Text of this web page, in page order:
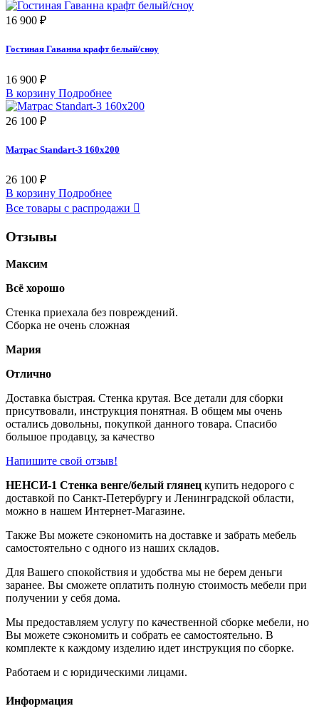
16 900 ₽
Гостиная Гаванна крафт белый/сноу
16 900 ₽
В корзину Подробнее
26 100 ₽
Матрас Standart-3 160х200
26 100 ₽
В корзину Подробнее
Все товары с распродажи 
Отзывы
Максим
Всё хорошо
Стенка приехала без повреждений.
Сборка не очень сложная
Мария
Отлично
Доставка быстрая. Стенка крутая. Все детали для сборки
присутвовали, инструкция понятная. В общем мы очень
остались довольны, покупкой данного товара. Спасибо
большое продавцу, за качество
Напишите свой отзыв!
НЕНСИ-1 Стенка венге/белый глянец купить недорого с
доставкой по Санкт-Петербургу и Ленинградской области,
можно в нашем Интернет-Магазине.
Также Вы можете сэкономить на доставке и забрать мебель
самостоятельно с одного из наших складов.
Для Вашего спокойствия и удобства мы не берем деньги
заранее. Вы сможете оплатить полную стоимость мебели при
получении у себя дома.
Мы предоставляем услугу по качественной сборке мебели, но
Вы можете сэкономить и собрать ее самостоятельно. В
комплекте к каждому изделию идет инструкция по сборке.
Работаем и с юридическими лицами.
Информация